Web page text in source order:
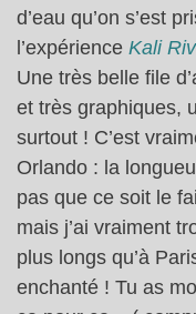
d’eau qu’on s’est
l’expérience Kali
Une très belle file
et très graphiques,
surtout ! C’est
Orlando : la
pas que ce soit le
mais j’ai vraiment
plus longs qu’à
enchanté ! Tu as